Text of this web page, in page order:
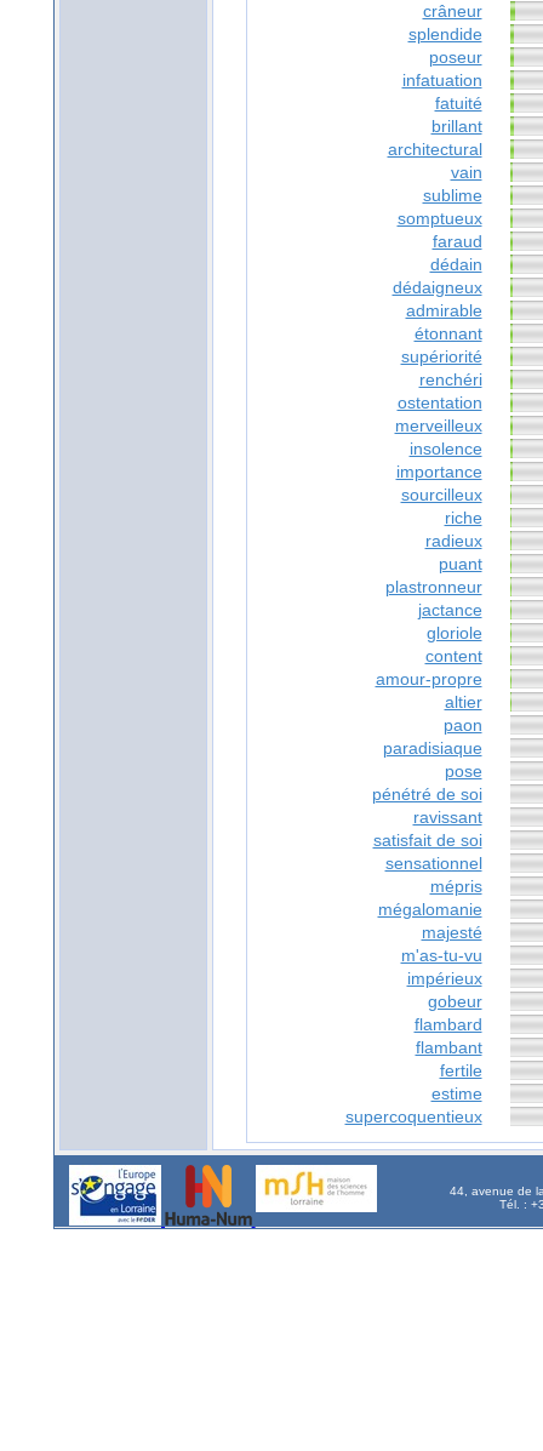
crâneur
splendide
poseur
infatuation
fatuité
brillant
architectural
vain
sublime
somptueux
faraud
dédain
dédaigneux
admirable
étonnant
supériorité
renchéri
ostentation
merveilleux
insolence
importance
sourcilleux
riche
radieux
puant
plastronneur
jactance
gloriole
content
amour-propre
altier
paon
paradisiaque
pose
pénétré de soi
ravissant
satisfait de soi
sensationnel
mépris
mégalomanie
majesté
m'as-tu-vu
impérieux
gobeur
flambard
flambant
fertile
estime
supercoquentieux
44, avenue de
Tél. :